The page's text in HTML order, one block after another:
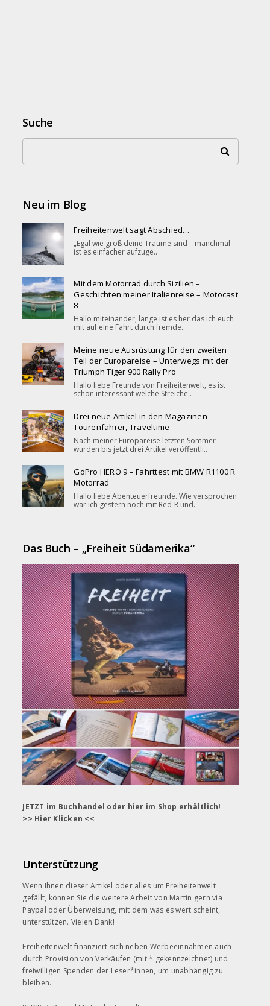
Suche
Neu im Blog
Freiheitenwelt sagt Abschied…
„Egal wie groß deine Träume sind – manchmal
ist es einfacher aufzuge..
Mit dem Motorrad durch Sizilien –
Geschichten meiner Italienreise – Motocast
8
Hallo miteinander, lange ist es her das ich euch
mit auf eine Fahrt durch fremde..
Meine neue Ausrüstung für den zweiten
Teil der Europareise – Unterwegs mit der
Triumph Tiger 900 Rally Pro
Hallo liebe Freunde von Freiheitenwelt, es ist
schon interessant welche Streiche..
Drei neue Artikel in den Magazinen –
Tourenfahrer, Traveltime
Nach meiner Europareise letzten Sommer
wurden bis jetzt drei Artikel veröffentli..
GoPro HERO 9 – Fahrttest mit BMW R1100 R
Motorrad
Hallo liebe Abenteuerfreunde. Wie versprochen
war ich gestern noch mit Red-R und..
Das Buch – „Freiheit Südamerika“
JETZT im Buchhandel oder hier im Shop erhältlich!
>> Hier Klicken <<
Unterstützung
Wenn Ihnen dieser Artikel oder alles um Freiheitenwelt
gefällt, können Sie die weitere Arbeit von Martin gernvia
Paypal oder Überweisung, mit dem was es wert scheint,
unterstützen. Vielen Dank!
Freiheitenwelt finanziert sich neben Werbeeinnahmen auch
durch Provision von Verkäufen (mit * gekennzeichnet) und
freiwilligen Spenden der Leser*innen, um unabhängig zu
bleiben.